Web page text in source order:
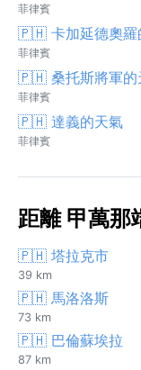
菲律賓
🇵🇭 卡加延德奧羅
菲律賓
🇵🇭 桑托斯將軍的
菲律賓
🇵🇭 達義的天氣
菲律賓
距離 甲萬
🇵🇭 塔拉克市
39 km
🇵🇭 馬洛洛斯
73 km
🇵🇭 巴倫蘇埃拉
87 km